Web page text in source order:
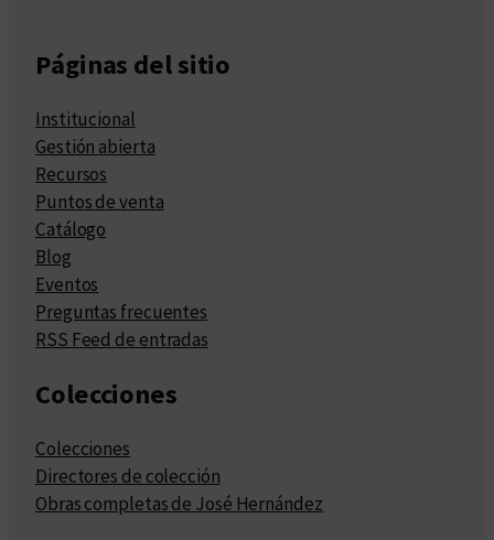
Páginas del sitio
Institucional
Gestión abierta
Recursos
Puntos de venta
Catálogo
Blog
Eventos
Preguntas frecuentes
RSS Feed de entradas
Colecciones
Colecciones
Directores de colección
Obras completas de José Hernández